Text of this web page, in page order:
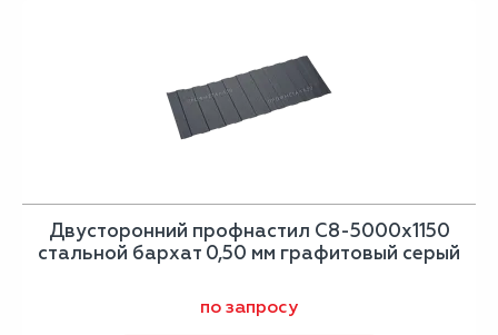
Двусторонний профнастил С8-5000х1150
стальной бархат 0,50 мм графитовый серый
по запросу